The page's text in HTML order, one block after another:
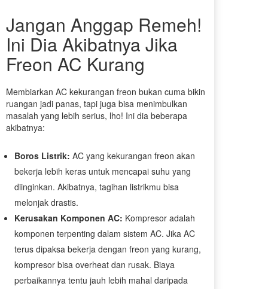
Jangan Anggap Remeh!
Ini Dia Akibatnya Jika
Freon AC Kurang
Membiarkan AC kekurangan freon bukan cuma bikin
ruangan jadi panas, tapi juga bisa menimbulkan
masalah yang lebih serius, lho! Ini dia beberapa
akibatnya:
Boros Listrik: AC yang kekurangan freon akan
bekerja lebih keras untuk mencapai suhu yang
diinginkan. Akibatnya, tagihan listrikmu bisa
melonjak drastis.
Kerusakan Komponen AC: Kompresor adalah
komponen terpenting dalam sistem AC. Jika AC
terus dipaksa bekerja dengan freon yang kurang,
kompresor bisa overheat dan rusak. Biaya
perbaikannya tentu jauh lebih mahal daripada